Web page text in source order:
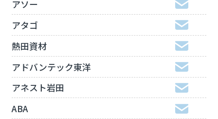
アソー
アタゴ
熱田資材
アドバンテック東洋
アネスト岩田
ABA